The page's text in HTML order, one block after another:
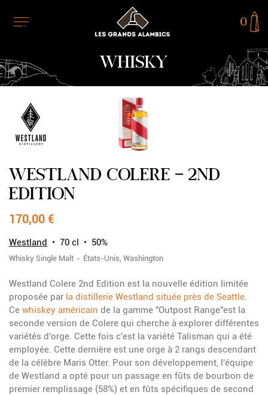
0
WHISKY
WESTLAND COLERE - 2ND
EDITION
170,00 €
Westland 70 cl 50%
Whisky Single Malt États-Unis Washington
Westland Colere 2nd Edition est la nouvelle édition limitée
proposée par la distillerie Westland située près de Seattle.
Ce whiskey américain de la gamme "Outpost Range"est la
seconde version de Colere qui cherche à explorer différentes
variétés d'orge. Cette fois c'est la variété Talisman qui a été
employée. Cette dernière est une orge à 2 rangs descendant
de la célèbre Maris Otter. Pour son développement, l'équipe
de Westland a opté pour un passage en fûts de bourbon de
premier remplissage (58%) et en fûts spécifiques de second